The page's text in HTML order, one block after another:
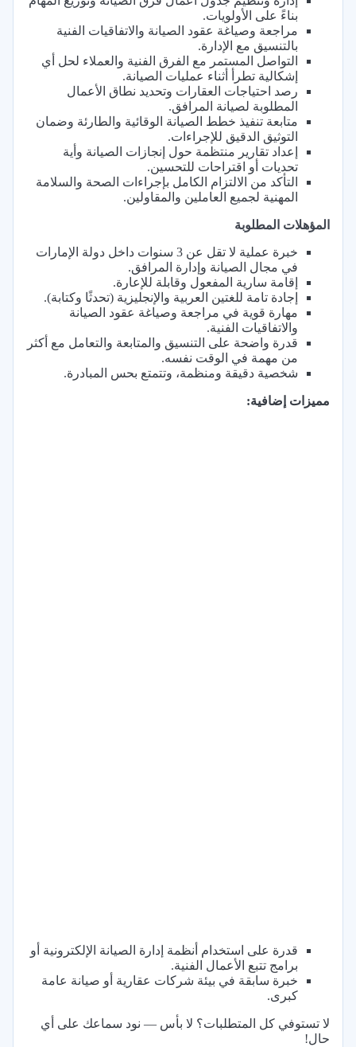
بناءً على الأولويات.
مراجعة وصياغة عقود الصيانة والاتفاقيات الفنية
بالتنسيق مع الإدارة.
التواصل المستمر مع الفرق الفنية والعملاء لحل أي
إشكالية تطرأ أثناء عمليات الصيانة.
رصد احتياجات العقارات وتحديد نطاق الأعمال
المطلوبة لصيانة المرافق.
متابعة تنفيذ خطط الصيانة الوقائية والطارئة وضمان
التوثيق الدقيق للإجراءات.
إعداد تقارير منتظمة حول إنجازات الصيانة وأية
تحديات أو اقتراحات للتحسين.
التأكد من الالتزام الكامل بإجراءات الصحة والسلامة
المهنية لجميع العاملين والمقاولين.
المؤهلات المطلوبة
خبرة عملية لا تقل عن 3 سنوات داخل دولة الإمارات
في مجال الصيانة وإدارة المرافق.
إقامة سارية المفعول وقابلة للإعارة.
إجادة تامة للغتين العربية والإنجليزية (تحدثًا وكتابة).
مهارة قوية في مراجعة وصياغة عقود الصيانة
والاتفاقيات الفنية.
قدرة واضحة على التنسيق والمتابعة والتعامل مع أكثر
من مهمة في الوقت نفسه.
شخصية دقيقة ومنظمة، وتتمتع بحس المبادرة.
مميزات إضافية:
قدرة على استخدام أنظمة إدارة الصيانة الإلكترونية أو
برامج تتبع الأعمال الفنية.
خبرة سابقة في بيئة شركات عقارية أو صيانة عامة
كبرى.
لا تستوفي كل المتطلبات؟ لا بأس — نود سماعك على أي
حال!